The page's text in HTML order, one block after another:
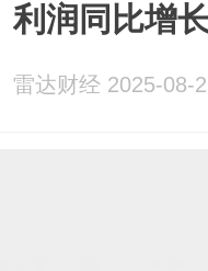
利润同比增
雷达财经 2025-08-